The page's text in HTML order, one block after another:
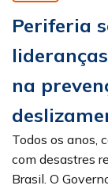
Periferia
na
Todos os anos,
com desastres
Brasil. O